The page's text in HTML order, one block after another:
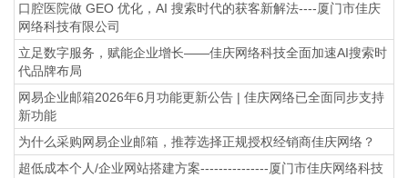
口腔医院做 GEO 优化，AI 搜索时代的获客新解法----厦门市佳庆
网络科技有限公司
立足数字服务，赋能企业增长——佳庆网络科技全面加速AI搜索时
代品牌布局
网易企业邮箱2026年6月功能更新公告 | 佳庆网络已全面同步支持
新功能
为什么采购网易企业邮箱，推荐选择正规授权经销商佳庆网络？
超低成本个人/企业网站搭建方案---------------厦门市佳庆网络科技